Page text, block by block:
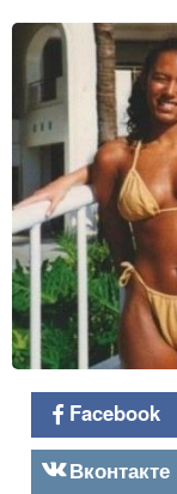
Facebook
Вконтакте